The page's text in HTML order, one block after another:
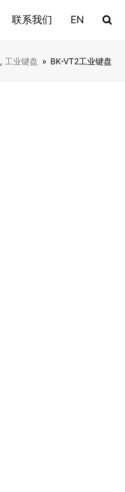
联系我们 EN
, 工业键盘 » BK-VT2工业键盘